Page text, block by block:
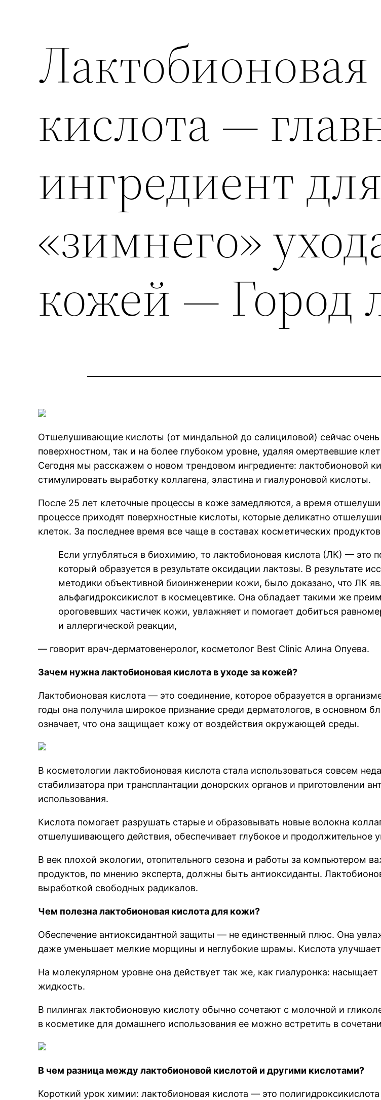
Лактобионовая
кислота —
ингредиент для
«зимнего»
кожей — Город
Отшелушивающие кислоты (от миндальной до салициловой) сейчас
поверхностном, так и на более глубоком уровне, удаляя омертвевшие
Сегодня мы расскажем о новом трендовом ингредиенте: лактобионовой
стимулировать выработку коллагена, эластина и гиалуроновой кислоты.
После 25 лет клеточные процессы в коже замедляются, а время
процессе приходят поверхностные кислоты, которые деликатно
клеток. За последнее время все чаще в составах косметических
Если углубляться в биохимию, то лактобионовая кислота (ЛК) — это
который образуется в результате оксидации лактозы. В результате
методики объективной биоинженерии кожи, было доказано, что ЛК
альфагидроксикислот в космецевтике. Она обладает такими же
ороговевших частичек кожи, увлажняет и помогает добиться
и аллергической реакции,
— говорит врач-дерматовенеролог, косметолог Best Clinic Алина Опуева.
Зачем нужна лактобионовая кислота в уходе за кожей?
Лактобионовая кислота — это соединение, которое образуется в
годы она получила широкое признание среди дерматологов, в основном
означает, что она защищает кожу от воздействия окружающей среды.
В косметологии лактобионовая кислота стала использоваться совсем
стабилизатора при трансплантации донорских органов и приготовлении
использования.
Кислота помогает разрушать старые и образовывать новые волокна
отшелушивающего действия, обеспечивает глубокое и продолжительное
В век плохой экологии, отопительного сезона и работы за компьютером
продуктов, по мнению эксперта, должны быть антиоксиданты.
выработкой свободных радикалов.
Чем полезна лактобионовая кислота для кожи?
Обеспечение антиоксидантной защиты — не единственный плюс. Она
даже уменьшает мелкие морщины и неглубокие шрамы. Кислота улучшает
На молекулярном уровне она действует так же, как гиалуронка: насыщает
жидкость.
В пилингах лактобионовую кислоту обычно сочетают с молочной и
в косметике для домашнего использования ее можно встретить в
В чем разница между лактобионовой кислотой и другими кислотами?
Короткий урок химии: лактобионовая кислота — это